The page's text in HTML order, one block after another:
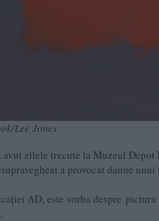
Lee Jones
avut zilele trecute la Muzeul
a provocat daune
AD, este vorba despre pictura